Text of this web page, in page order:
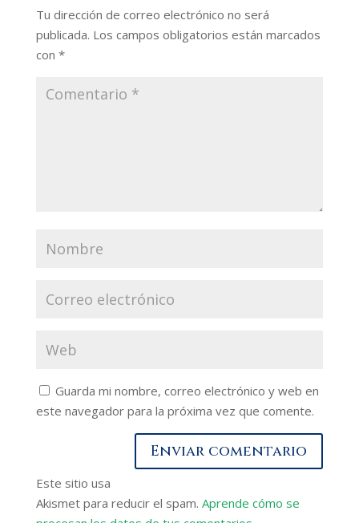
Tu dirección de correo electrónico no será
publicada. Los campos obligatorios están marcados
con *
Guarda mi nombre, correo electrónico y web en
este navegador para la próxima vez que comente.
Este sitio usa
Akismet para reducir el spam. Aprende cómo se